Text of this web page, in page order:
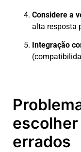
Considere a
alta resposta
Integração
errados